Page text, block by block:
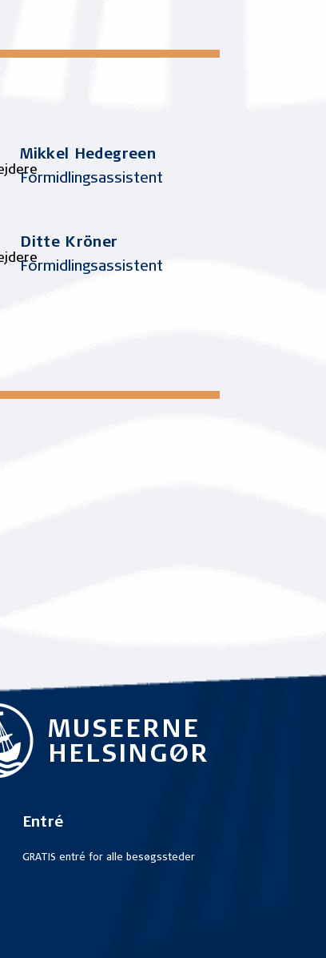
Mikkel Hedegreen
Formidlingsassistent
Ditte Kröner
Formidlingsassistent
MUSEERNE
HELSINGØR
Entré
GRATIS entré for alle besøgssteder